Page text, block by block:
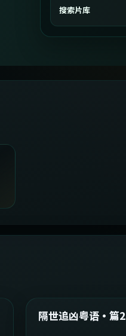
搜索片库
精选
隔世追凶粤语·篇2